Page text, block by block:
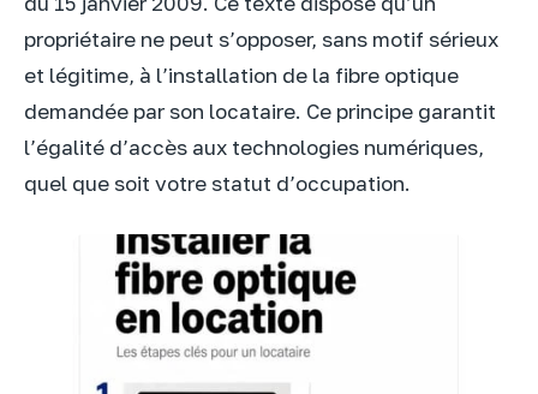
propriétaire ne peut s’opposer, sans motif sérieux
et légitime, à l’installation de la fibre optique
demandée par son locataire. Ce principe garantit
l’égalité d’accès aux technologies numériques,
quel que soit votre statut d’occupation.